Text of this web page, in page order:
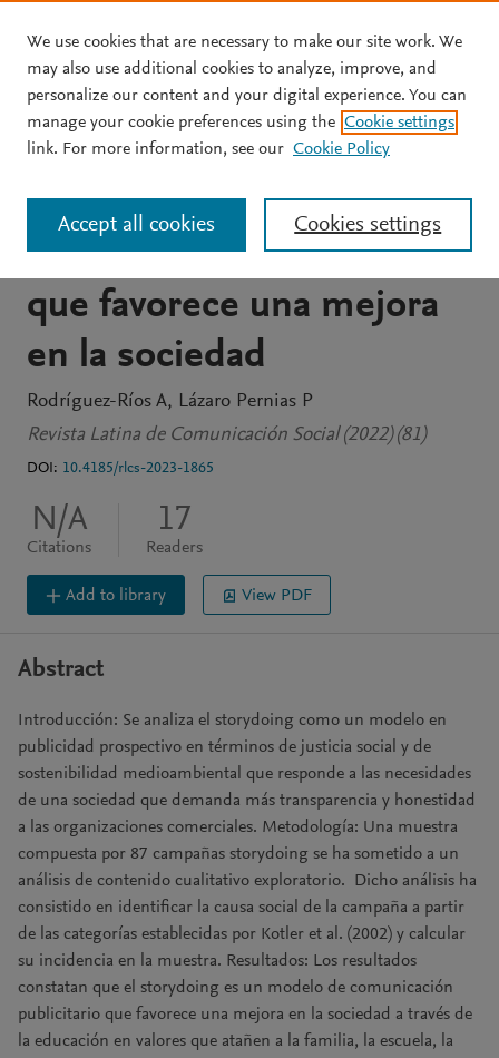
Skip to main content
JOURNAL ARTICLE OPEN ACCESS
El storydoing como
modelo innovador de
comunicación publicitaria
que favorece una mejora
en la sociedad
Rodríguez-Ríos A
Lázaro Pernias P
Revista Latina de Comunicación Social (2022) (81)
DOI: 10.4185/rlcs-2023-1865
N/A
Citations
17
Readers
Add to library View PDF
Abstract
Introducción: Se analiza el storydoing como un modelo en
publicidad prospectivo en términos de justicia social y de
sostenibilidad medioambiental que responde a las necesidades
de una sociedad que demanda más transparencia y honestidad
a las organizaciones comerciales. Metodología: Una muestra
compuesta por 87 campañas storydoing se ha sometido a un
análisis de contenido cualitativo exploratorio. Dicho análisis ha
consistido en identificar la causa social de la campaña a partir
de las categorías establecidas por Kotler et al. (2002) y calcular
su incidencia en la muestra. Resultados: Los resultados
constatan que el storydoing es un modelo de comunicación
publicitario que favorece una mejora en la sociedad a través de
la educación en valores que atañen a la familia, la escuela, la
We use cookies that are necessary to make our site work. We
may also use additional cookies to analyze, improve, and
personalize our content and your digital experience. You can
manage your cookie preferences using the Cookie settings
link. For more information, see our Cookie Policy
Cookies settings
Accept all cookies